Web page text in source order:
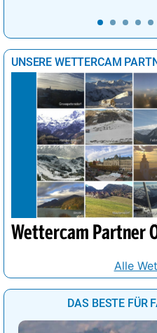
UNSERE WETTERCAM
Wettercam Partner
Alle
DAS BESTE FÜR